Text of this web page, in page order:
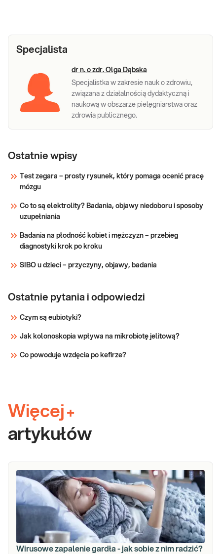
Specjalista
dr n. o zdr. Olga Dąbska
Specjalistka w zakresie nauk o zdrowiu,
związana z działalnością dydaktyczną i
naukową w obszarze pielęgniarstwa oraz
zdrowia publicznego.
Ostatnie wpisy
Test zegara – prosty rysunek, który pomaga ocenić pracę
mózgu
Co to są elektrolity? Badania, objawy niedoboru i sposoby
uzupełniania
Badania na płodność kobiet i mężczyzn – przebieg
diagnostyki krok po kroku
SIBO u dzieci – przyczyny, objawy, badania
Ostatnie pytania i odpowiedzi
Czym są eubiotyki?
Jak kolonoskopia wpływa na mikrobiotę jelitową?
Co powoduje wzdęcia po kefirze?
Więcej +
artykułów
Wirusowe zapalenie gardła - jak sobie z nim radzić?